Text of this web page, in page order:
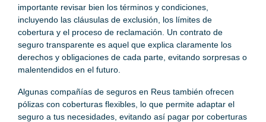
importante revisar bien los términos y condiciones,
incluyendo las cláusulas de exclusión, los límites de
cobertura y el proceso de reclamación. Un contrato de
seguro transparente es aquel que explica claramente los
derechos y obligaciones de cada parte, evitando sorpresas o
malentendidos en el futuro.
Algunas compañías de seguros en Reus también ofrecen
pólizas con coberturas flexibles, lo que permite adaptar el
seguro a tus necesidades, evitando así pagar por coberturas